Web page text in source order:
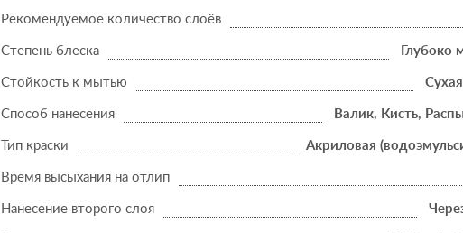
Рекомендуемое количество слоёв
Степень блеска Глубоко
Стойкость к мытью
Способ нанесения Валик, Кисть,
Тип краски Акриловая
Время высыхания на отлип
Нанесение второго слоя